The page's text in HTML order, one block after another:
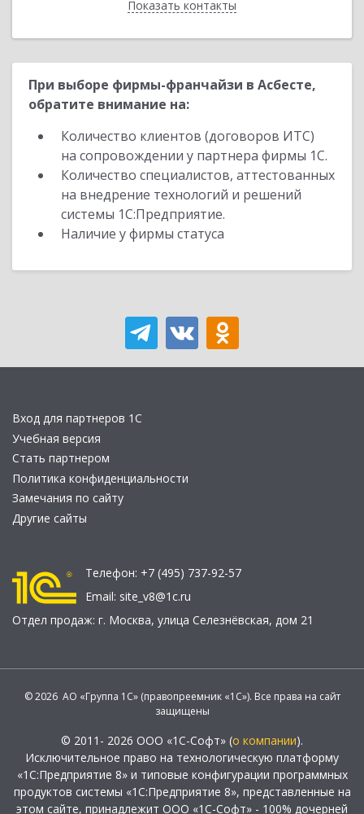
Показать контакты
Назад
При выборе фирмы-франчайзи в Асбесте,
обратите внимание на:
Количество клиентов (договоров ИТС)
на сопровождении у партнера фирмы 1С.
Количество специалистов, аттестованных
на внедрение технологий и решений
системы 1С:Предприятие.
Наличие у фирмы статуса
Вход для партнеров 1С
Учебная версия
Стать партнером
Политика конфиденциальности
Замечания по сайту
Другие сайты
Телефон: +7 (495) 737-92-57
Email: site_v8@1c.ru
Отдел продаж: г. Москва, улица Селезнёвская, дом 21
© 2026 АО «Группа 1С» (правопреемник «1С»). Все права на сайт
защищены
© 2011- 2026 ООО «1С-Софт» (о компании).
Исключительное право на технологическую платформу
«1С:Предприятие 8» и типовые конфигурации программных
продуктов системы «1С:Предприятие 8», представленные на
этом сайте, принадлежит ООО «1С-Софт» - 100% дочерней